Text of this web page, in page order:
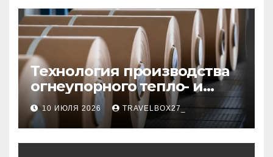
Технология производства
огнеупорного тепло- и
звукоизоляционного
картона из
муллитокремнеземистого
волокна
10 ИЮЛЯ 2026 TRAVELBOX27_